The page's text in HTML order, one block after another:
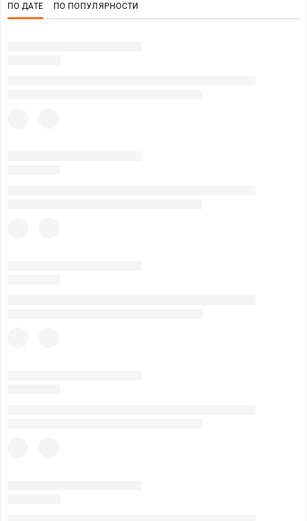
ПО ДАТЕ ПО ПОПУЛЯРНОСТИ